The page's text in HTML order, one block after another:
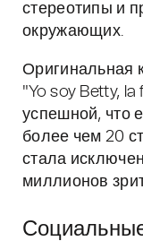
стереотипы и
окружающих.
Оригинальная
"Yo soy Betty,
успешной, что
более чем 20
стала
миллионов